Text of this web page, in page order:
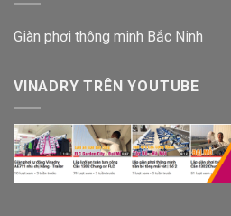
Giàn phơi thông minh Bắc Ninh
VINADRY TRÊN YOUTUBE